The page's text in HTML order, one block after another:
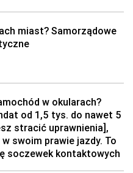
miast? Samorządowe
w okularach?
od 1,5 tys. do nawet 5
stracić uprawnienia],
swoim prawie jazdy. To
soczewek kontaktowych